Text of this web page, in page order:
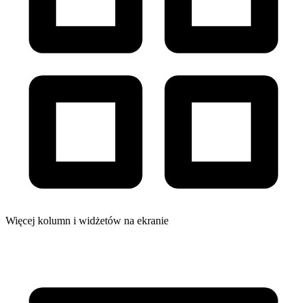
Więcej kolumn i widżetów na ekranie